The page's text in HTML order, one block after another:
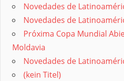
Novedades de
Novedades de
Próxima Copa Mundial
Moldavia
Novedades de
(kein Titel)